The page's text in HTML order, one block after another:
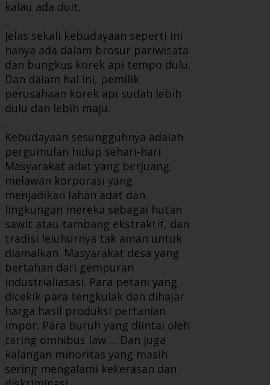
kalau ada duit.
.
Jelas sekali kebudayaan seperti ini
hanya ada dalam brosur pariwisata
dan bungkus korek api tempo dulu.
Dan dalam hal ini, pemilik
perusahaan korek api sudah lebih
dulu dan lebih maju.
.
Kebudayaan sesungguhnya adalah
pergumulan hidup sehari-hari.
Masyarakat adat yang berjuang
melawan korporasi yang
menjadikan lahan adat dan
lingkungan mereka sebagai hutan
sawit atau tambang ekstraktif, dan
tradisi leluhurnya tak aman untuk
diamalkan. Masyarakat desa yang
bertahan dari gempuran
industrialiasasi. Para petani yang
dicekik para tengkulak dan dihajar
harga hasil produksi pertanian
impor. Para buruh yang diintai oleh
taring omnibus law…. Dan juga
kalangan minoritas yang masih
sering mengalami kekerasan dan